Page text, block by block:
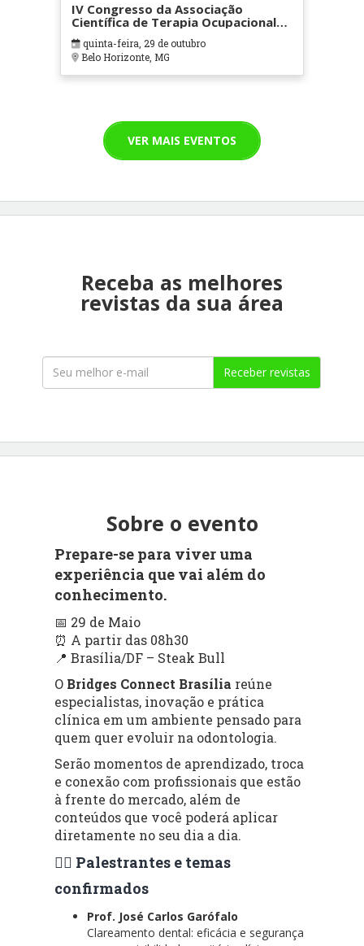
IV Congresso da Associação
Científica de Terapia Ocupacional
em Contextos Hospitalares e
Cuidados Paliativos - ATOHOSP
quinta-feira, 29 de outubro
Belo Horizonte, MG
VER MAIS EVENTOS
Receba as melhores
revistas da sua área
Receber revistas
Sobre o evento
Prepare-se para viver uma
experiência que vai além do
conhecimento.
📅 29 de Maio
⏰ A partir das 08h30
📍 Brasília/DF – Steak Bull
O Bridges Connect Brasília reúne
especialistas, inovação e prática
clínica em um ambiente pensado para
quem quer evoluir na odontologia.
Serão momentos de aprendizado, troca
e conexão com profissionais que estão
à frente do mercado, além de
conteúdos que você poderá aplicar
diretamente no seu dia a dia.
👨‍⚕️ Palestrantes e temas
confirmados
Prof. José Carlos Garófalo
Clareamento dental: eficácia e segurança